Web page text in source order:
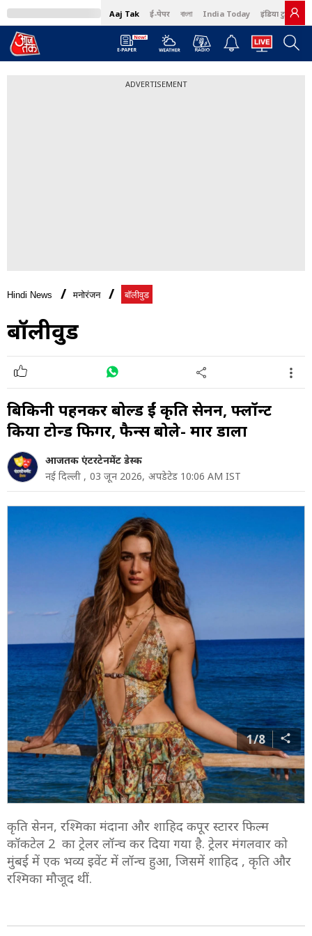
Aaj Tak ई-पेपर বাংলা India Today इंडिया टुडे हिंदी
ADVERTISEMENT
Hindi News मनोरंजन बॉलीवुड
बॉलीवुड
बिकिनी पहनकर बोल्ड हुईं कृति सेनन, फ्लॉन्ट
किया टोन्ड फिगर, फैन्स बोले- मार डाला
आजतक एंटरटेनमेंट डेस्क
नई दिल्ली , 03 जून 2026, अपडेटेड 10:06 AM IST
1/8
कृति सेनन, रश्मिका मंदाना और शाहिद कपूर स्टारर फिल्म
कॉकटेल 2 का ट्रेलर लॉन्च कर दिया गया है. ट्रेलर मंगलवार को
मुंबई में एक भव्य इवेंट में लॉन्च हुआ, जिसमें शाहिद , कृति और
रश्मिका मौजूद थीं.